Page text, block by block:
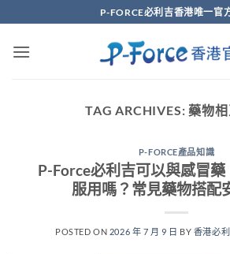
to
content
P-FORCE必利吉香港唯一官
TAG ARCHIVES: 藥物
P-FORCE產品知識
P-Force必利吉可以與感冒
服用嗎？常見藥物搭配
POSTED ON 2026 年 7 月 9 日 BY 香港必